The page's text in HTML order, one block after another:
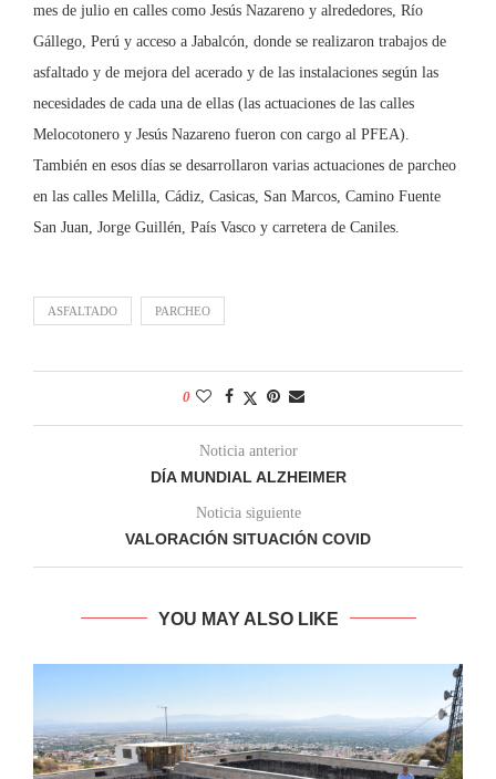
mes de julio en calles como Jesús Nazareno y alrededores, Río
Gállego, Perú y acceso a Jabalcón, donde se realizaron trabajos de
asfaltado y de mejora del acerado y de las instalaciones según las
necesidades de cada una de ellas (las actuaciones de las calles
Melocotonero y Jesús Nazareno fueron con cargo al PFEA).
También en esos días se desarrollaron varias actuaciones de parcheo
en las calles Melilla, Cádiz, Casicas, San Marcos, Camino Fuente
San Juan, Jorge Guillén, País Vasco y carretera de Caniles.
ASFALTADO PARCHEO
0
Noticia anterior
DÍA MUNDIAL ALZHEIMER
Noticia siguiente
VALORACIÓN SITUACIÓN COVID
YOU MAY ALSO LIKE